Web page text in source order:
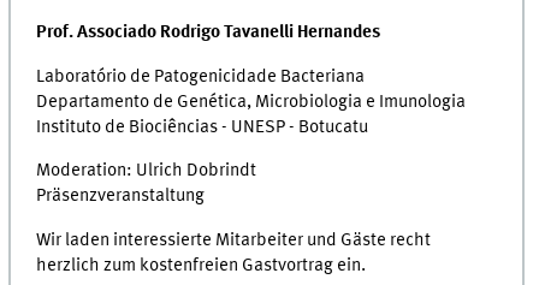
Prof. Associado Rodrigo Tavanelli Hernandes
Laboratório de Patogenicidade Bacteriana
Departamento de Genética, Microbiologia e Imunologia
Instituto de Biociências - UNESP - Botucatu
Moderation: Ulrich Dobrindt
Präsenzveranstaltung
Wir laden interessierte Mitarbeiter und Gäste recht
herzlich zum kostenfreien Gastvortrag ein.